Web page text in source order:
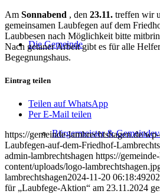
Die Gemeinde
Bürgermeister &
Am Sonnabend , den 23.11. treffen wir
gemeinsamen Laubfegen auf dem
Laubbesen nach Möglichkeit bitte
Nach getaner Arbeit gibt es für alle
Begegnungshaus.
Eintrag teilen
Teilen auf WhatsApp
Per E-Mail teilen
https://gemeinde-lambrechtshagen.de/
Laubfegen-auf-dem-Friedhof-
admin-lambrechtshagen https://
content/uploads/logo-
lambrechtshagen2024-11-20 06:18:49
für „Laubfege-Aktion“ am 23.11.2024